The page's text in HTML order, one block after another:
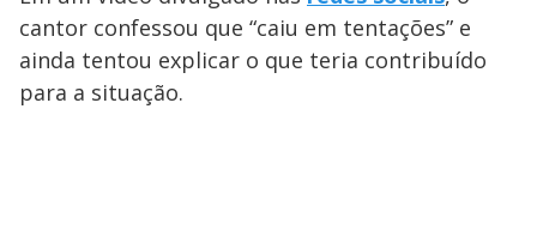
cantor confessou que “caiu em tentações” e
ainda tentou explicar o que teria contribuído
para a situação.